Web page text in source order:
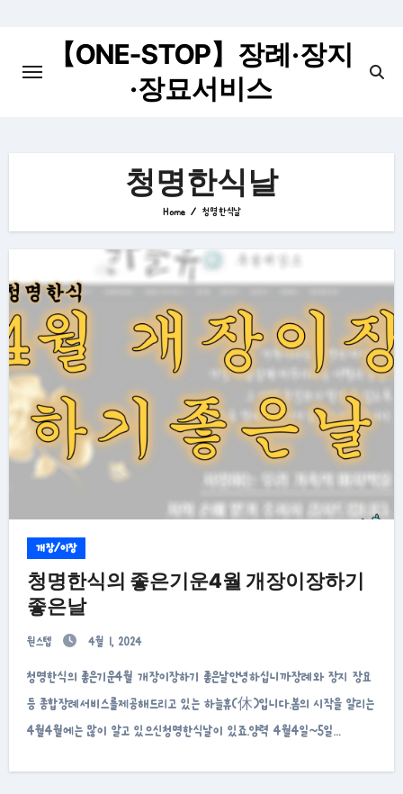
【ONE-STOP】장례·장지
·장묘서비스
청명한식날
Home 청명한식날
개장/이장
청명한식의 좋은기운4월 개장이장하기
좋은날
원스텝 4월 1, 2024
청명한식의 좋은기운4월 개장이장하기 좋은날안녕하십니까장례와 장지 장묘
등 종합장례서비스를제공해드리고 있는 하늘휴(休)입니다.봄의 시작을 알리는
4월4월에는 많이 알고 있으신청명한식날이 있죠.양력 4월4일~5일…